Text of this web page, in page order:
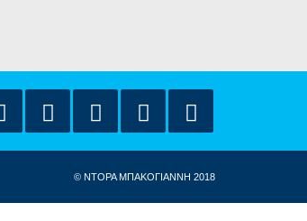
© ΝΤΟΡΑ ΜΠΑΚΟΓΙΑΝΝΗ 2018